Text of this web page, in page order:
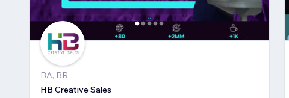
BA, BR
HB Creative Sales